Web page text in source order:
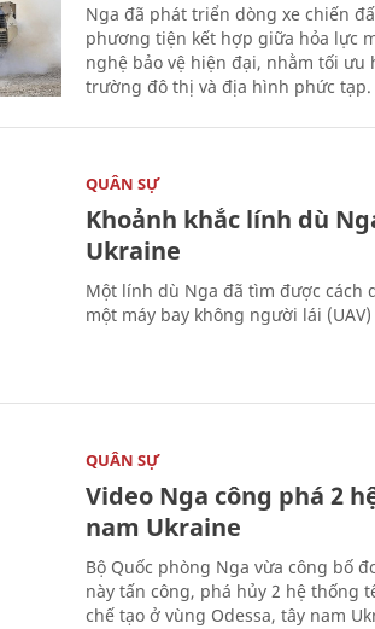
Nga đã phát triển dòng xe chiến
phương tiện kết hợp giữa hỏa lực
nghệ bảo vệ hiện đại, nhằm tối
trường đô thị và địa hình phức tạp.
QUÂN SỰ
Khoảnh khắc lính dù
Ukraine
Một lính dù Nga đã tìm được cách
một máy bay không người lái
QUÂN SỰ
Video Nga công phá 2
nam Ukraine
Bộ Quốc phòng Nga vừa công bố
này tấn công, phá hủy 2 hệ thống
chế tạo ở vùng Odessa, tây nam